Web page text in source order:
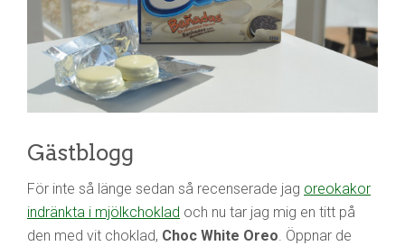
Gästblogg
För inte så länge sedan så recenserade jag oreokakor
indränkta i mjölkchoklad och nu tar jag mig en titt på
den med vit choklad, Choc White Oreo. Öppnar de